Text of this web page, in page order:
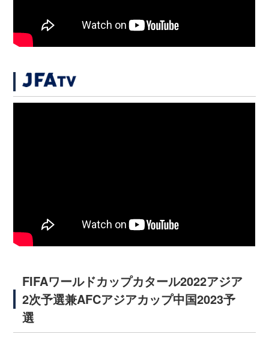
FIFAワールドカップカタール2022アジア
2次予選兼AFCアジアカップ中国2023予
選